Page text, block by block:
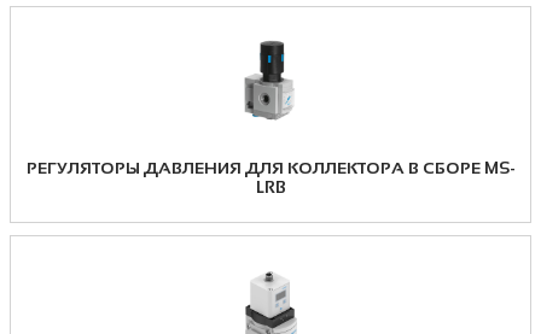
РЕГУЛЯТОРЫ ДАВЛЕНИЯ ДЛЯ КОЛЛЕКТОРА В СБОРЕ MS-
LRB